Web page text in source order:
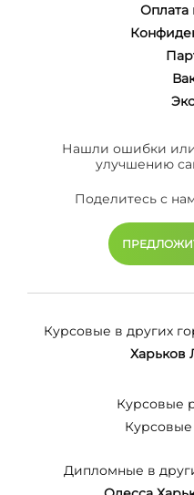
Оплата
Нашли ошибки
улучшению
Поделитесь с
Курсовые в других
Харьков
Курсовые
Дипломные в